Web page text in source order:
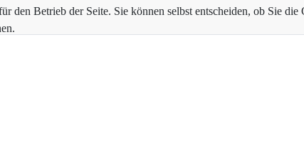
den Betrieb der Seite. Sie können selbst entscheiden, ob Sie